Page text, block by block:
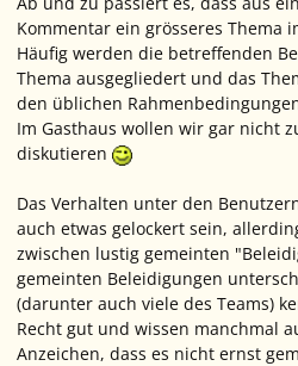
Kommentar ein grösseres Thema
Häufig werden die betreffenden
Thema ausgegliedert und das
den üblichen
Im Gasthaus wollen wir gar nicht
diskutieren
Das Verhalten unter den
auch etwas gelockert sein,
zwischen lustig gemeinten
gemeinten Beleidigungen
(darunter auch viele des Teams)
Recht gut und wissen manchmal
Anzeichen, dass es nicht ernst